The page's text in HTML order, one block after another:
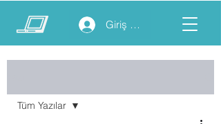
Giriş yap
Tüm Yazılar